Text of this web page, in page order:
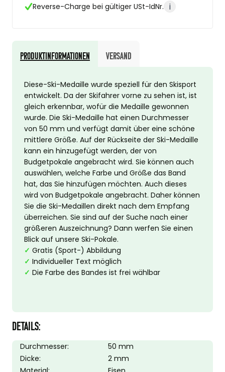
Reverse-Charge bei gültiger USt-IdNr. i
Diese-Ski-Medaille wurde speziell für den Skisport
entwickelt. Da der Skifahrer vorne zu sehen ist, ist
gleich erkennbar, wofür die Medaille gewonnen
wurde. Die Ski-Medaille hat einen Durchmesser
von 50 mm und verfügt damit über eine schöne
mittlere Größe. Auf der Rückseite der Ski-Medaille
kann ein hinzugefügt werden, der von
Budgetpokale angebracht wird. Sie können auch
auswählen, welche Farbe und Größe das Band
hat, das Sie hinzufügen möchten. Auch dieses
wird von Budgetpokale angebracht. Daher können
Sie die Ski-Medaillen direkt nach dem Empfang
überreichen. Sie sind auf der Suche nach einer
größeren Auszeichnung? Dann werfen Sie einen
Blick auf unsere Ski-Pokale.
✓ Gratis (Sport-) Abbildung
✓ Individueller Text möglich
✓ Die Farbe des Bandes ist frei wählbar
Produktinformationen Versand
DETAILS:
Durchmesser:
50 mm
Dicke:
2 mm